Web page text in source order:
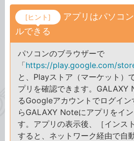
[ヒント]
アプリはパソコ
ルできる
パソコンのブラウザーで
「https://play.google.com/
と、Playストア（マーケット）
プリを確認できます。GALAXY
るGoogleアカウントでログイ
らGALAXY Noteにアプリをイ
す。アプリの表示後、［インス
すると、ネットワーク経由で自